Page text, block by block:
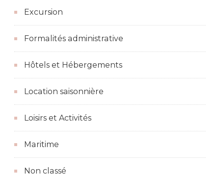
Excursion
Formalités administrative
Hôtels et Hébergements
Location saisonnière
Loisirs et Activités
Maritime
Non classé